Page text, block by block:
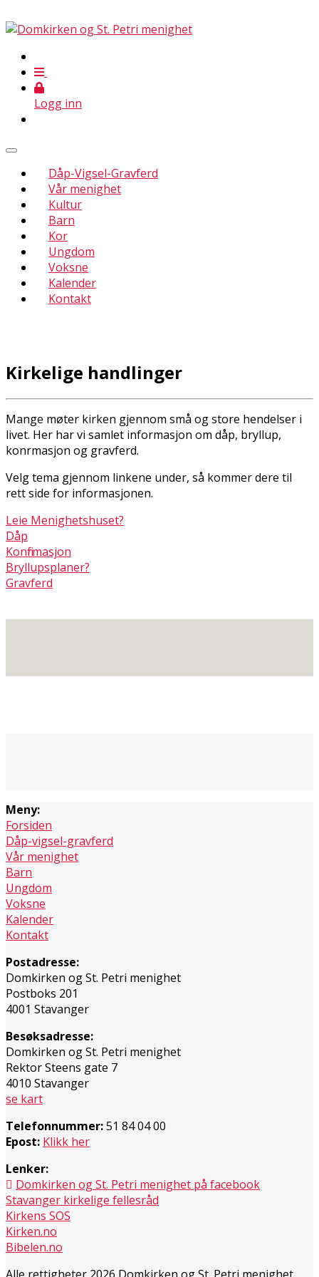
Logg inn
Dåp-Vigsel-Gravferd
Vår menighet
Kultur
Barn
Kor
Ungdom
Voksne
Kalender
Kontakt
Kirkelige handlinger
Mange møter kirken gjennom små og store hendelser i
livet. Her har vi samlet informasjon om dåp, bryllup,
konfirmasjon og gravferd.
Velg tema gjennom linkene under, så kommer dere til
rett side for informasjonen.
Leie Menighetshuset?
Dåp
Konfirmasjon
Bryllupsplaner?
Gravferd
Meny:
Forsiden
Dåp-vigsel-gravferd
Vår menighet
Barn
Ungdom
Voksne
Kalender
Kontakt
Postadresse:
Domkirken og St. Petri menighet
Postboks 201
4001 Stavanger
Besøksadresse:
Domkirken og St. Petri menighet
Rektor Steens gate 7
4010 Stavanger
se kart
Telefonnummer:51 84 04 00
Epost: Klikk her
Lenker:
Domkirken og St. Petri menighet på facebook
Stavanger kirkelige fellesråd
Kirkens SOS
Kirken.no
Bibelen.no